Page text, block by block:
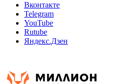
Вконтакте
Telegram
YouTube
Rutube
Яндекс.Дзен